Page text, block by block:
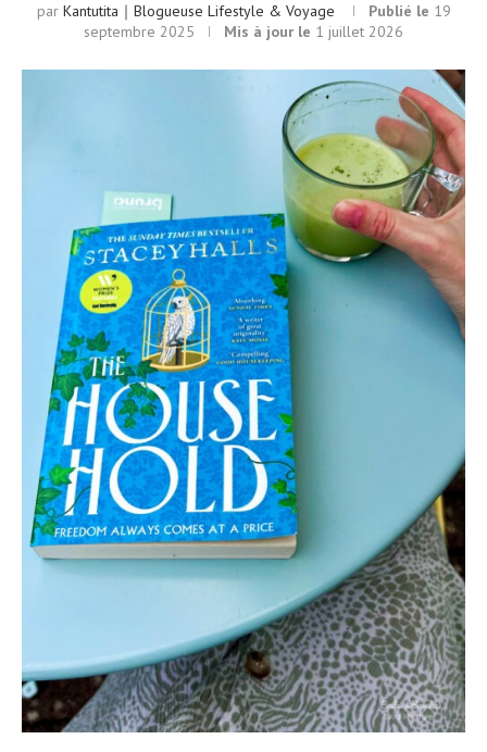
par Kantutita｜Blogueuse Lifestyle & Voyage Publié le 19
septembre 2025
Mis à jour le 1 juillet 2026